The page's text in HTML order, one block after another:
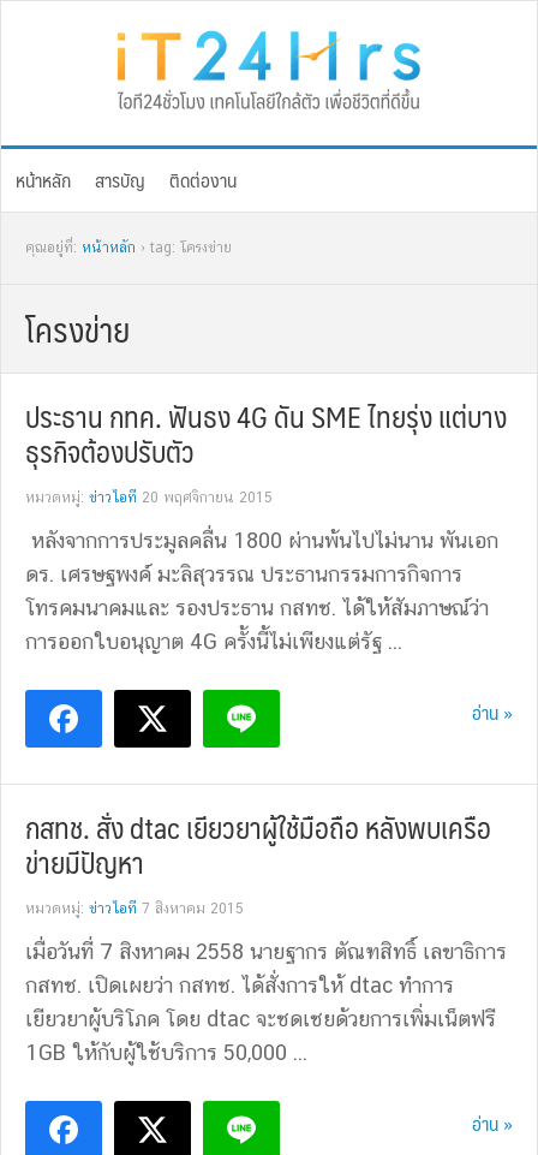
หน้าหลัก สารบัญ ติดต่องาน
คุณอยู่ที่: หน้าหลัก › tag: โครงข่าย
โครงข่าย
ประธาน กทค. ฟันธง 4G ดัน SME ไทยรุ่ง แต่บาง
ธุรกิจต้องปรับตัว
หมวดหมู่: ข่าวไอที 20 พฤศจิกายน 2015
หลังจากการประมูลคลื่น 1800 ผ่านพ้นไปไม่นาน พันเอก
ดร. เศรษฐพงค์ มะลิสุวรรณ ประธานกรรมการกิจการ
โทรคมนาคมและ รองประธาน กสทช. ได้ให้สัมภาษณ์ว่า
การออกใบอนุญาต 4G ครั้งนี้ไม่เพียงแต่รัฐ ...
อ่าน »
กสทช. สั่ง dtac เยียวยาผู้ใช้มือถือ หลังพบเครือ
ข่ายมีปัญหา
หมวดหมู่: ข่าวไอที 7 สิงหาคม 2015
เมื่อวันที่ 7 สิงหาคม 2558 นายฐากร ตัณฑสิทธิ์ เลขาธิการ
กสทช. เปิดเผยว่า กสทช. ได้สั่งการให้ dtac ทำการ
เยียวยาผู้บริโภค โดย dtac จะชดเชยด้วยการเพิ่มเน็ตฟรี
1GB ให้กับผู้ใช้บริการ 50,000 ...
อ่าน »